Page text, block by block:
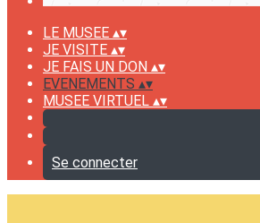
LE MUSEE ▴▾
JE VISITE ▴▾
JE FAIS UN DON ▴▾
EVENEMENTS ▴▾
MUSEE VIRTUEL ▴▾
Se connecter